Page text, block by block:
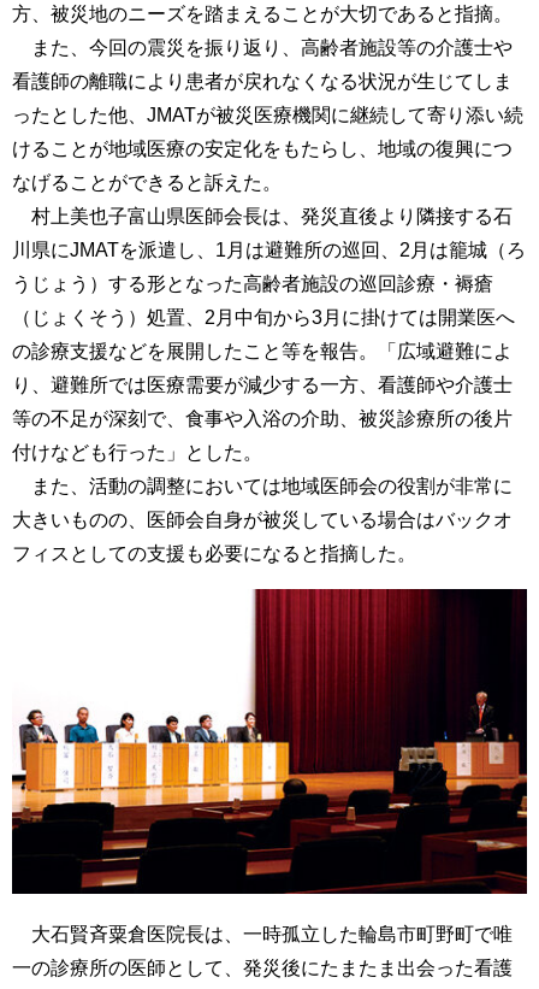
方、被災地のニーズを踏まえることが大切であると指摘。
また、今回の震災を振り返り、高齢者施設等の介護士や
看護師の離職により患者が戻れなくなる状況が生じてしま
ったとした他、JMATが被災医療機関に継続して寄り添い続
けることが地域医療の安定化をもたらし、地域の復興につ
なげることができると訴えた。
村上美也子富山県医師会長は、発災直後より隣接する石
川県にJMATを派遣し、1月は避難所の巡回、2月は籠城（ろ
うじょう）する形となった高齢者施設の巡回診療・褥瘡
（じょくそう）処置、2月中旬から3月に掛けては開業医へ
の診療支援などを展開したこと等を報告。「広域避難によ
り、避難所では医療需要が減少する一方、看護師や介護士
等の不足が深刻で、食事や入浴の介助、被災診療所の後片
付けなども行った」とした。
また、活動の調整においては地域医師会の役割が非常に
大きいものの、医師会自身が被災している場合はバックオ
フィスとしての支援も必要になると指摘した。
大石賢斉粟倉医院長は、一時孤立した輪島市町野町で唯
一の診療所の医師として、発災後にたまたま出会った看護